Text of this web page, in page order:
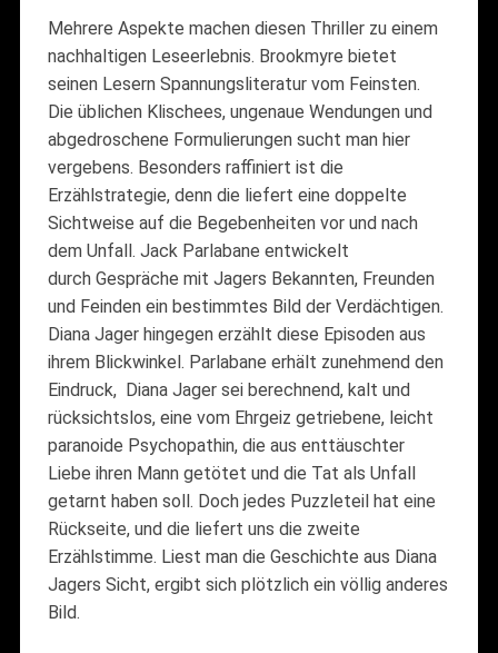
Mehrere Aspekte machen diesen Thriller zu einem
nachhaltigen Leseerlebnis. Brookmyre bietet
seinen Lesern Spannungsliteratur vom Feinsten.
Die üblichen Klischees, ungenaue Wendungen und
abgedroschene Formulierungen sucht man hier
vergebens. Besonders raffiniert ist die
Erzählstrategie, denn die liefert eine doppelte
Sichtweise auf die Begebenheiten vor und nach
dem Unfall. Jack Parlabane entwickelt
durch Gespräche mit Jagers Bekannten, Freunden
und Feinden ein bestimmtes Bild der Verdächtigen.
Diana Jager hingegen erzählt diese Episoden aus
ihrem Blickwinkel. Parlabane erhält zunehmend den
Eindruck, Diana Jager sei berechnend, kalt und
rücksichtslos, eine vom Ehrgeiz getriebene, leicht
paranoide Psychopathin, die aus enttäuschter
Liebe ihren Mann getötet und die Tat als Unfall
getarnt haben soll. Doch jedes Puzzleteil hat eine
Rückseite, und die liefert uns die zweite
Erzählstimme. Liest man die Geschichte aus Diana
Jagers Sicht, ergibt sich plötzlich ein völlig anderes
Bild.